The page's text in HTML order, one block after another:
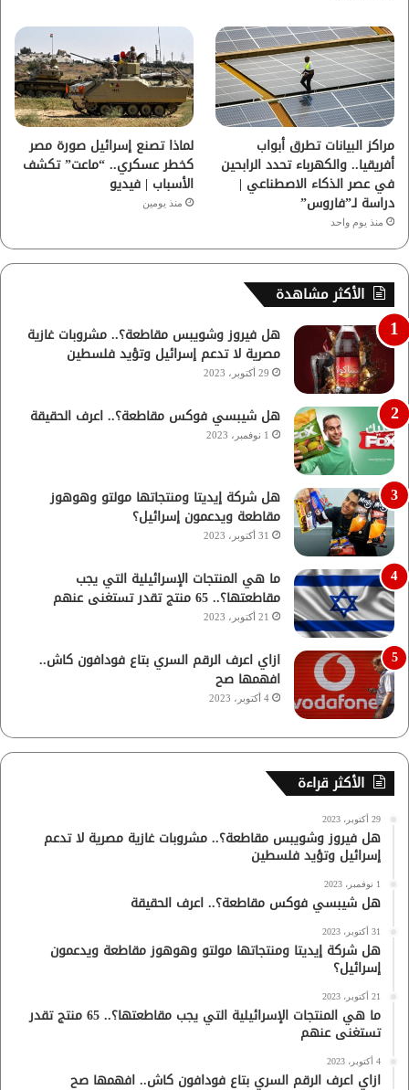
مراكز البيانات تطرق أبواب
أفريقيا.. والكهرباء تحدد الرابحين
في عصر الذكاء الاصطناعي |
دراسة لـ”فاروس”
منذ يوم واحد
لماذا تصنع إسرائيل صورة مصر
كخطر عسكري.. “ماعت” تكشف
الأسباب | فيديو
منذ يومين
الأكثر مشاهدة
هل فيروز وشويبس مقاطعة؟.. مشروبات غازية
مصرية لا تدعم إسرائيل وتؤيد فلسطين
29 أكتوبر، 2023
هل شيبسي فوكس مقاطعة؟.. اعرف الحقيقة
1 نوفمبر، 2023
هل شركة إيديتا ومنتجاتها مولتو وهوهوز
مقاطعة ويدعمون إسرائيل؟
31 أكتوبر، 2023
ما هي المنتجات الإسرائيلية التي يجب
مقاطعتها؟.. 65 منتج تقدر تستغنى عنهم
21 أكتوبر، 2023
ازاي اعرف الرقم السري بتاع فودافون كاش..
افهمها صح
4 أكتوبر، 2023
الأكثر قراءة
29 أكتوبر، 2023
هل فيروز وشويبس مقاطعة؟.. مشروبات غازية مصرية لا تدعم
إسرائيل وتؤيد فلسطين
1 نوفمبر، 2023
هل شيبسي فوكس مقاطعة؟.. اعرف الحقيقة
31 أكتوبر، 2023
هل شركة إيديتا ومنتجاتها مولتو وهوهوز مقاطعة ويدعمون
إسرائيل؟
21 أكتوبر، 2023
ما هي المنتجات الإسرائيلية التي يجب مقاطعتها؟.. 65 منتج تقدر
تستغنى عنهم
4 أكتوبر، 2023
ازاي اعرف الرقم السري بتاع فودافون كاش.. افهمها صح